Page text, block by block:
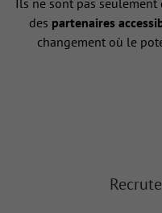
Ils ne sont pas seulement
des partenaires
changement où le